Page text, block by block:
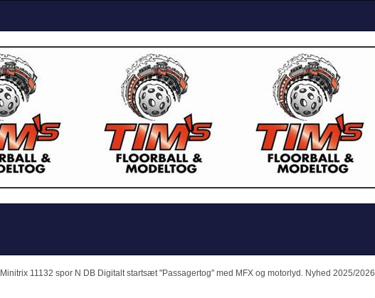
Minitrix 11132 spor N DB Digitalt startsæt "Passagertog" med MFX og motorlyd. Nyhed 2025/2026